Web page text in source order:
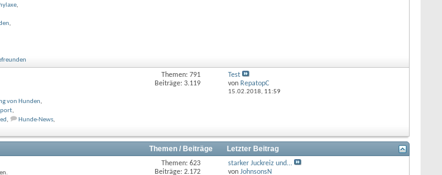
,
,
von Hunden,
,
, Hunde-News,
Themen: 791
Beiträge: 3.119
Test
von RepatopC
15.02.2018, 11:59
Themen / Beiträge Letzter Beitrag
Themen: 623
Beiträge: 2.172
starker Juckreiz und...
von JohnsonsN